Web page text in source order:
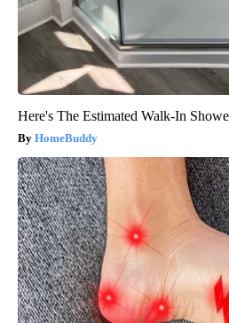
Here's The Estimated Walk-In
HomeBuddy